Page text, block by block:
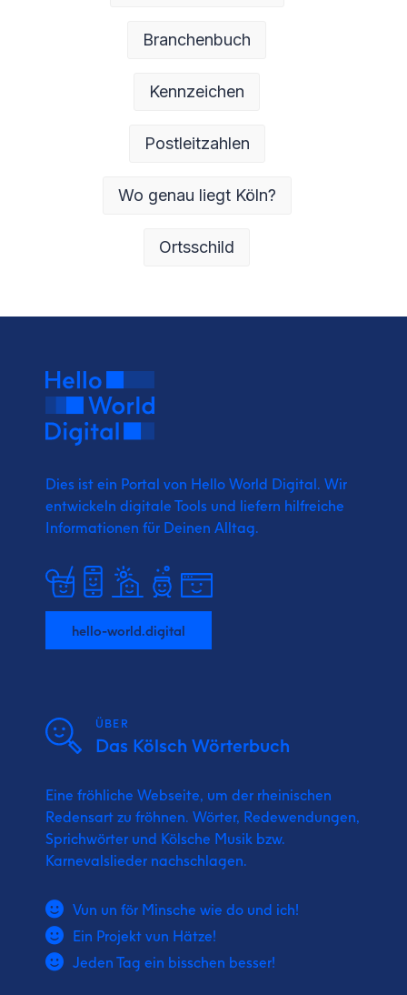
Branchenbuch
Kennzeichen
Postleitzahlen
Wo genau liegt Köln?
Ortsschild
Dies ist ein Portal von Hello World Digital. Wir
entwickeln digitale Tools und liefern hilfreiche
Informationen für Deinen Alltag.
hello-world.digital
ÜBER
Das Kölsch Wörterbuch
Eine fröhliche Webseite, um der rheinischen
Redensart zu fröhnen. Wörter, Redewendungen,
Sprichwörter und Kölsche Musik bzw.
Karnevalslieder nachschlagen.
Vun un för Minsche wie do und ich!
Ein Projekt vun Hätze!
Jeden Tag ein bisschen besser!